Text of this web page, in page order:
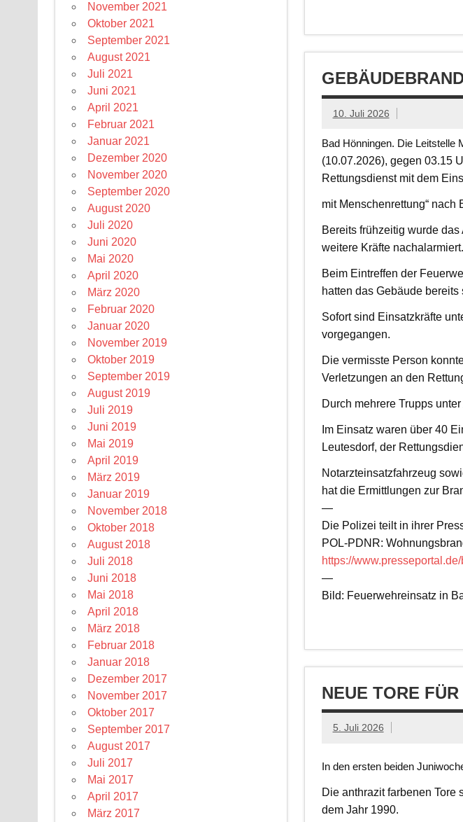
10. Juli 2026
Bad Hönningen. Die Leitstelle
(10.07.2026), gegen 03.15
Rettungsdienst mit dem
mit Menschenrettung“
Bereits frühzeitig wurde
weitere Kräfte nachalarmiert.
Beim Eintreffen der
hatten das Gebäude
Sofort sind Einsatzkräfte
vorgegangen.
Die vermisste Person
Verletzungen an den
Durch mehrere Trupps
Im Einsatz waren über 40
Leutesdorf, der
Notarzteinsatzfahrzeug
hat die Ermittlungen zur
—
Die Polizei teilt in ihrer
POL-PDNR:
https://
—
Bild: Feuerwehreinsatz in
NEUE TORE
5. Juli 2026
In den ersten beiden
Die anthrazit farbenen
dem Jahr 1990.
November 2021
Oktober 2021
September 2021
August 2021
Juli 2021
Juni 2021
April 2021
Februar 2021
Januar 2021
Dezember 2020
November 2020
September 2020
August 2020
Juli 2020
Juni 2020
Mai 2020
April 2020
März 2020
Februar 2020
Januar 2020
November 2019
Oktober 2019
September 2019
August 2019
Juli 2019
Juni 2019
Mai 2019
April 2019
März 2019
Januar 2019
November 2018
Oktober 2018
August 2018
Juli 2018
Juni 2018
Mai 2018
April 2018
März 2018
Februar 2018
Januar 2018
Dezember 2017
November 2017
Oktober 2017
September 2017
August 2017
Juli 2017
Mai 2017
April 2017
März 2017